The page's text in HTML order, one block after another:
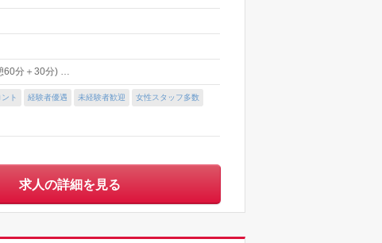
60分＋30分) …
ト 経験者優遇 未経験者歓迎 女性スタッフ多数
求人の詳細を見る